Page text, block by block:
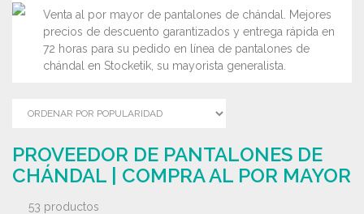
Venta al por mayor de pantalones de chándal. Mejores
precios de descuento garantizados y entrega rápida en
72 horas para su pedido en línea de pantalones de
chándal en Stocketik, su mayorista generalista.
PROVEEDOR DE PANTALONES DE
CHÁNDAL | COMPRA AL POR MAYOR
53 productos